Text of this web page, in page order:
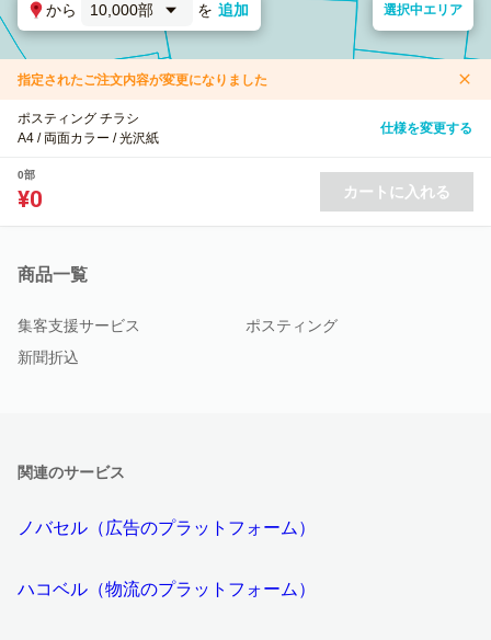
から 10,000部 を 追加 選択中エリア
指定されたご注文内容が変更になりました
ポスティング チラシ
A4 / 両面カラー / 光沢紙
仕様を変更する
0部
¥0 カートに入れる
商品一覧
集客支援サービス
ポスティング
新聞折込
関連のサービス
ノバセル（広告のプラットフォーム）
ハコベル（物流のプラットフォーム）